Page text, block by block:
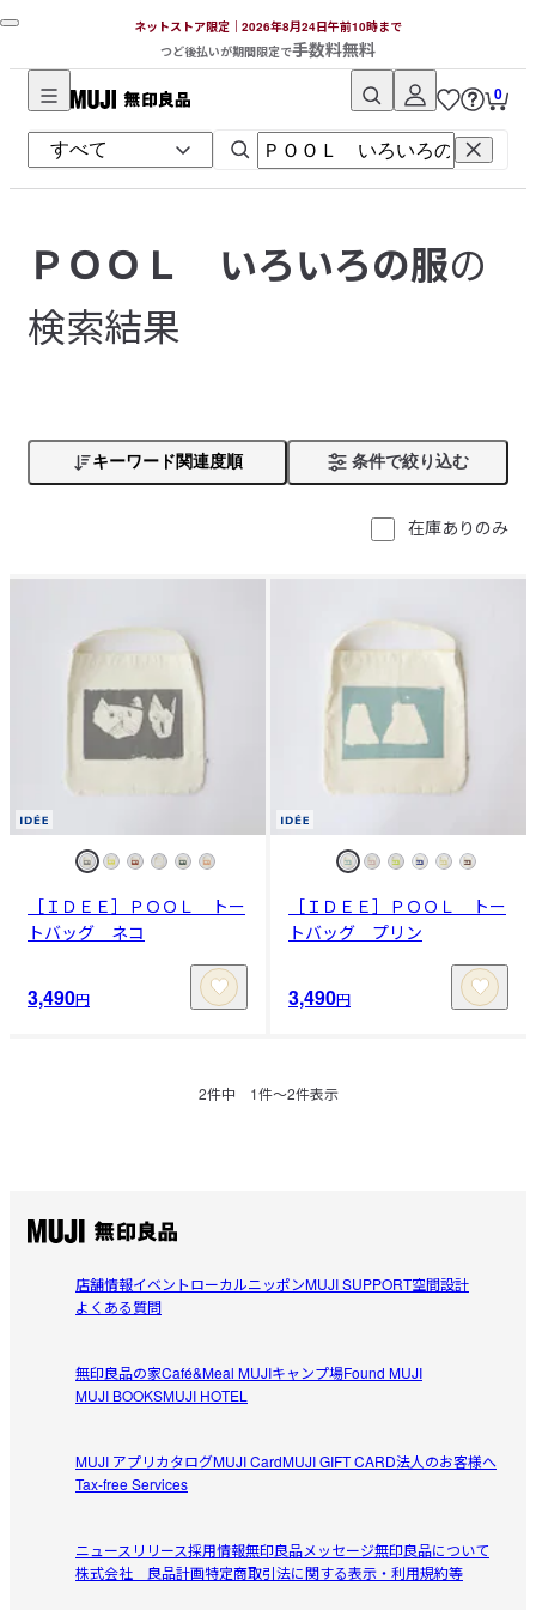
ネットストア限定｜2026年8月24日午前10時まで
つど後払いが期間限定で手数料無料
無
印
良
ネ
ッ
ト
ス
0
ＰＯＯＬ いろいろの服の
検索結果
キーワード関連度順 条件で絞り込む
在庫ありのみ
［ＩＤＥＥ］ＰＯＯＬ トー
トバッグ ネコ
3,490円
［ＩＤＥＥ］ＰＯＯＬ トー
トバッグ プリン
3,490円
2件中 1件〜2件表示
店舗情報イベントローカルニッポンMUJI SUPPORT空間設計
よくある質問
無印良品の家Café&Meal MUJIキャンプ場Found MUJI
MUJI BOOKSMUJI HOTEL
MUJI アプリカタログMUJI CardMUJI GIFT CARD法人のお客様へ
Tax-free Services
ニュースリリース採用情報無印良品メッセージ無印良品について
株式会社 良品計画特定商取引法に関する表示・利用規約等